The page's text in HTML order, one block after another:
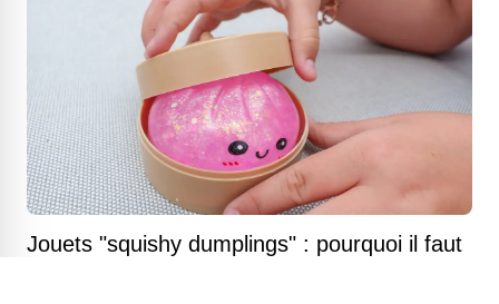
Jouets "squishy dumplings" : pourquoi il faut